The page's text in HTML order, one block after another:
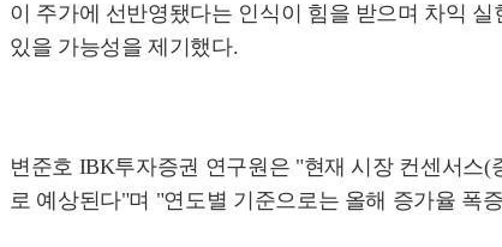
이 주가에 선반영됐다는 인식이 힘을 받으며 차익
있을 가능성을 제기했다.
변준호 IBK투자증권 연구원은 "현재 시장 컨센서스(
로 예상된다"며 "연도별 기준으로는 올해 증가율 폭